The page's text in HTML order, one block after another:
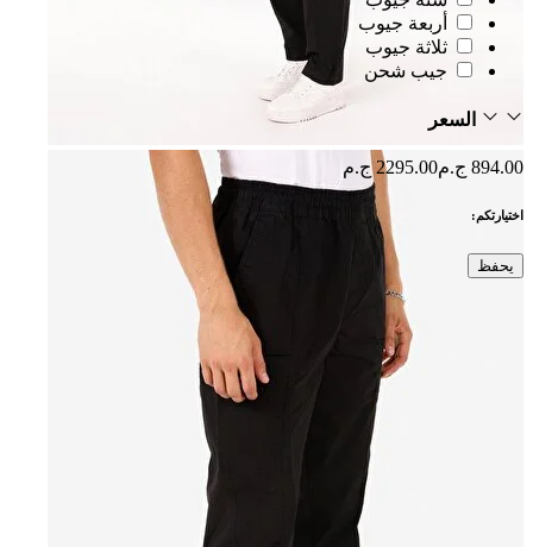
أربعة جيوب
ثلاثة جيوب
جيب شحن
السعر
894.00 ج.م 2295.00 ج.م
اختيارتكم:
يحفظ